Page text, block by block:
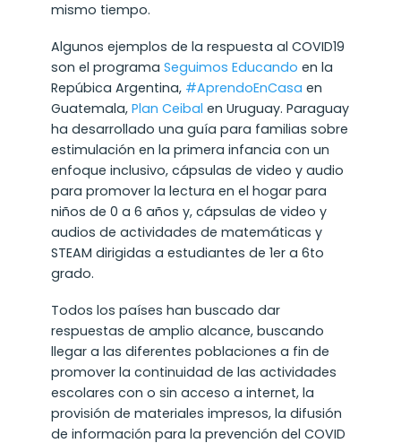
mismo tiempo.
Algunos ejemplos de la respuesta al COVID19
son el programa Seguimos Educando en la
Repúbica Argentina, #AprendoEnCasa en
Guatemala, Plan Ceibal en Uruguay. Paraguay
ha desarrollado una guía para familias sobre
estimulación en la primera infancia con un
enfoque inclusivo, cápsulas de video y audio
para promover la lectura en el hogar para
niños de 0 a 6 años y, cápsulas de video y
audios de actividades de matemáticas y
STEAM dirigidas a estudiantes de 1er a 6to
grado.
Todos los países han buscado dar
respuestas de amplio alcance, buscando
llegar a las diferentes poblaciones a fin de
promover la continuidad de las actividades
escolares con o sin acceso a internet, la
provisión de materiales impresos, la difusión
de información para la prevención del COVID